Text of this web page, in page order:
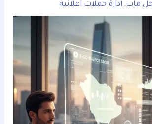
ماب, ادارة حملات اعلانية